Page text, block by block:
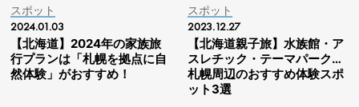
スポット
2024.01.03
【北海道】2024年の家族旅
行プランは「札幌を拠点に自
然体験」がおすすめ！
スポット
2023.12.27
【北海道親子旅】水族館・ア
スレチック・テーマパーク…
札幌周辺のおすすめ体験スポ
ット3選